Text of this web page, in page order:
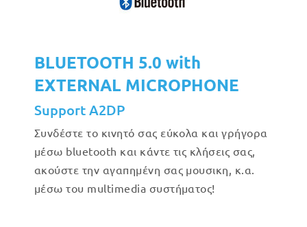
BLUETOOTH 5.0 with
EXTERNAL MICROPHONE
Support A2DP
Συνδέστε το κινητό σας εύκολα και γρήγορα
μέσω bluetooth και κάντε τις κλήσεις σας,
ακούστε την αγαπημένη σας μουσικη, κ.α.
μέσω του multimedia συστήματος!